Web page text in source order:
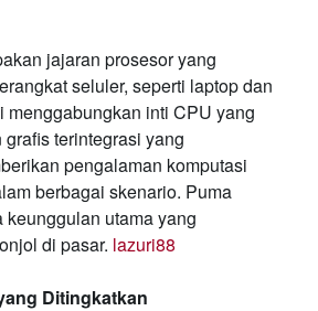
jajaran prosesor yang
seluler, seperti laptop dan
menggabungkan inti CPU yang
terintegrasi yang
pengalaman komputasi
berbagai skenario. Puma
utama yang
di pasar. lazuri88
Ditingkatkan